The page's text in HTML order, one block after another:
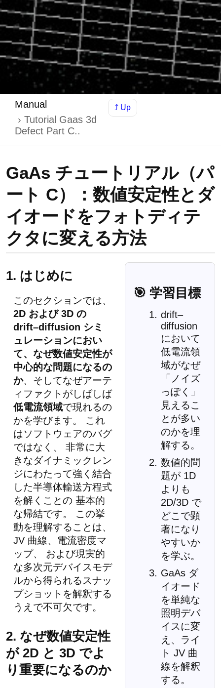
Manual
Tutorial Gaas 3d
Defect Part C..
⤴ Up
GaAs チュートリアル（パ
ート C）：数値安定性とダ
イオードをフォトディテ
クタに変える方法
🎯 学習目標
drift–
diffusion
において
低電流領
域がなぜ
「ノイズ
っぽく」
見えるこ
とが多い
のかを理
解する。
数値的問
題が 1D
よりも
2D/3D で
どこで顕
著になり
やすいか
を学ぶ。
GaAs ダ
イオード
を単純な
照明デバ
イスに変
え、ライ
ト JV 曲
線を解釈
する。
1. はじめに
このセクションでは、
2D および 3D の
drift–diffusion シミ
ュレーションにおい
て、なぜ数値安定性が
中心的な問題になるの
か、そしてなぜアーテ
ィファクトがしばしば
低電流領域で現れるの
かを学びます。 これ
はソフトウェアのバグ
ではなく、 非常に大
きなダイナミックレン
ジにわたって強く結合
した半導体輸送方程式
を解くことの 基本的
な帰結です。 この挙
動を理解することは、
JV 曲線、電流密度マ
ップ、 および現実的
な多次元デバイスモデ
ルから得られるスナッ
プショットを解釈する
うえで不可欠です。
2. なぜ数値安定性
が 2D と 3D でよ
り重要になるのか